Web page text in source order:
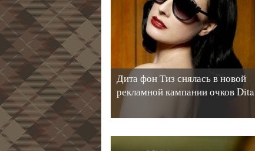
Дита фон Тиз снялась в новой
рекламной кампании очков Dita